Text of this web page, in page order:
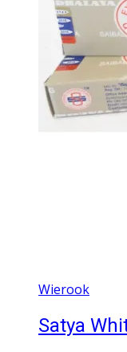
Wierook
Satya